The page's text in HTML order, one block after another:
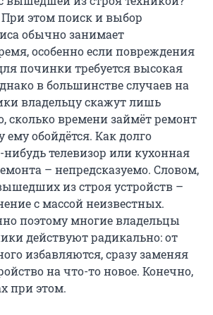
этом поиск и выбор
обычно занимает
особенно если повреждения
починки требуется высокая
в большинстве случаев на
владельцу скажут лишь
сколько времени займёт ремонт
обойдётся. Как долго
телевизор или кухонная
– непредсказуемо. Словом,
из строя устройств –
с массой неизвестных.
поэтому многие владельцы
действуют радикально: от
избавляются, сразу заменяя
на что-то новое. Конечно,
при этом.